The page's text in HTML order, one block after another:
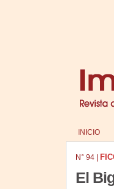
INICIO
N° 94|
El